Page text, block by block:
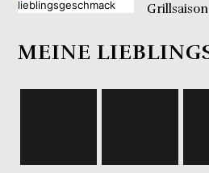
Grillsaison
MEINE